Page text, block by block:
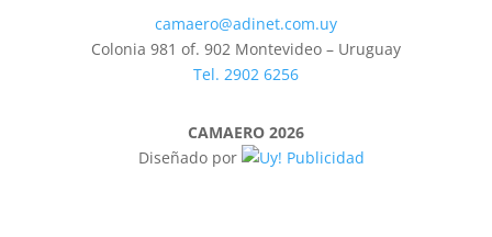
camaero@adinet.com.uy
Colonia 981 of. 902 Montevideo – Uruguay
Tel. 2902 6256
CAMAERO 2026
Diseñado por